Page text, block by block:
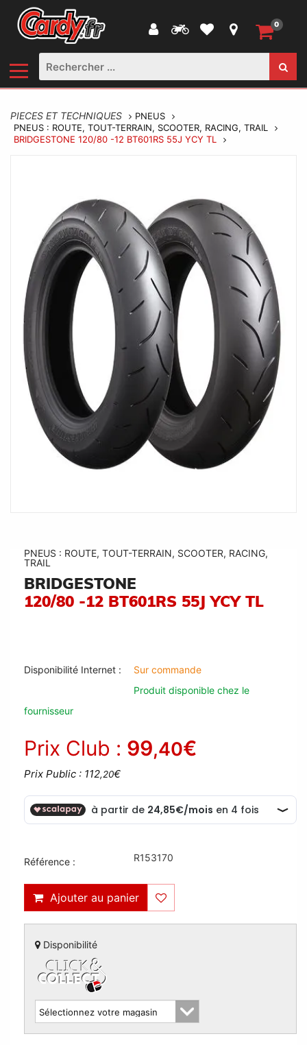
0
PIECES ET TECHNIQUES
PNEUS
PNEUS : ROUTE, TOUT-TERRAIN, SCOOTER, RACING, TRAIL
BRIDGESTONE 120/80 -12 BT601RS 55J YCY TL
PNEUS : ROUTE, TOUT-TERRAIN, SCOOTER, RACING,
TRAIL
BRIDGESTONE
120/80 -12 BT601RS 55J YCY TL
Disponibilité Internet :
Sur commande
Produit disponible chez le
fournisseur
Prix Club : 99,40€
Prix Public : 112,20€
Référence : R153170
Ajouter au panier
Disponibilité